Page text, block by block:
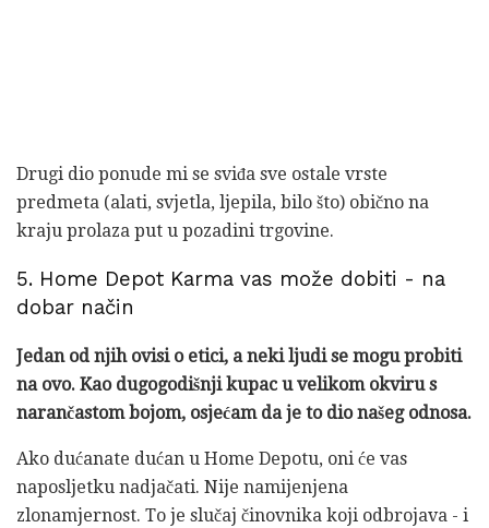
Drugi dio ponude mi se sviđa sve ostale vrste
predmeta (alati, svjetla, ljepila, bilo što) obično na
kraju prolaza put u pozadini trgovine.
5. Home Depot Karma vas može dobiti - na
dobar način
Jedan od njih ovisi o etici, a neki ljudi se mogu probiti
na ovo. Kao dugogodišnji kupac u velikom okviru s
narančastom bojom, osjećam da je to dio našeg odnosa.
Ako dućanate dućan u Home Depotu, oni će vas
naposljetku nadjačati. Nije namijenjena
zlonamjernost. To je slučaj činovnika koji odbrojava - i